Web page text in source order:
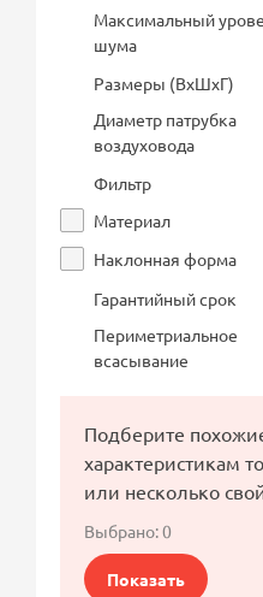
Максимальный
шума
Размеры (ВхШхГ)
Диаметр патрубка
воздуховода
Фильтр
Материал
Наклонная форма
Гарантийный срок
Периметриальное
всасывание
Подберите
характеристикам
или несколько
Выбрано:0
Показать